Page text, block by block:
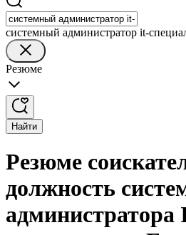
системный администратор it-
Резюме
Найти
Резюме
должность
администратора